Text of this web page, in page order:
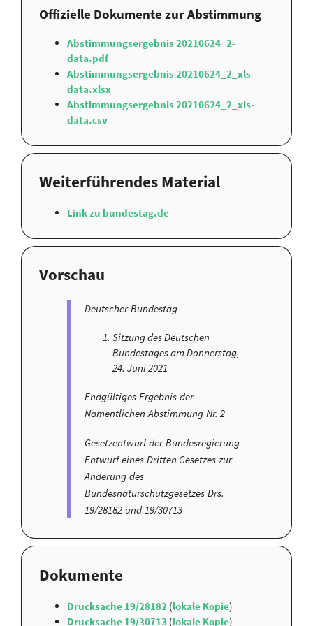
Offizielle Dokumente zur Abstimmung
Abstimmungsergebnis 20210624_2-
data.pdf
Abstimmungsergebnis 20210624_2_xls-
data.xlsx
Abstimmungsergebnis 20210624_2_xls-
data.csv
Weiterführendes Material
Link zu bundestag.de
Vorschau
Deutscher Bundestag
Sitzung des Deutschen
Bundestages am Donnerstag,
24. Juni 2021
Endgültiges Ergebnis der
Namentlichen Abstimmung Nr. 2
Gesetzentwurf der Bundesregierung
Entwurf eines Dritten Gesetzes zur
Änderung des
Bundesnaturschutzgesetzes Drs.
19/28182 und 19/30713
Dokumente
Drucksache 19/28182 (lokale Kopie)
Drucksache 19/30713 (lokale Kopie)